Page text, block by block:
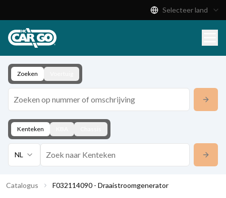
Download
Contact
Selecteer land
Zoeken
Kenteken
NL
Catalogus F032114090 - Draaistroomgenerator